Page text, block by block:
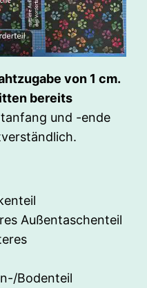
von 1 cm.
bereits
und -ende
Außentaschenteil
Bodenteil